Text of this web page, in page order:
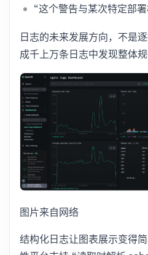
“这个警告与某次特定部
日志的未来发展方向，不是
成千上万条日志中发现整体规
图片来自网络
结构化日志让图表展示变得